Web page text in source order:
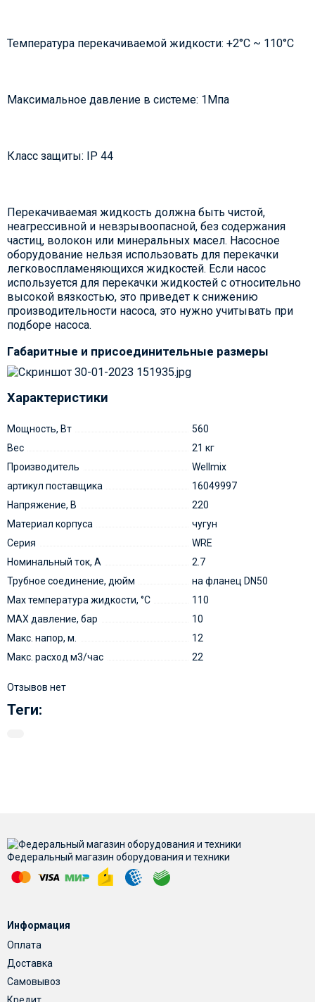
Температура перекачиваемой жидкости: +2°С ~ 110°С
Максимальное давление в системе: 1Мпа
Класс защиты: IP 44
Перекачиваемая жидкость должна быть чистой,
неагрессивной и невзрывоопасной, без содержания
частиц, волокон или минеральных масел. Насосное
оборудование нельзя использовать для перекачки
легковоспламеняющихся жидкостей. Если насос
используется для перекачки жидкостей с относительно
высокой вязкостью, это приведет к снижению
производительности насоса, это нужно учитывать при
подборе насоса.
Габаритные и присоединительные размеры
Характеристики
Мощность, Вт
560
Вес
21 кг
Производитель
Wellmix
артикул поставщика
16049997
Напряжение, В
220
Материал корпуса
чугун
Серия
WRE
Номинальный ток, А
2.7
Трубное соединение, дюйм
на фланец DN50
Мах температура жидкости, °С
110
MAX давление, бар
10
Макс. напор, м.
12
Макс. расход м3/час
22
Отзывов нет
Теги:
Федеральный магазин оборудования и техники
Информация
Оплата
Доставка
Самовывоз